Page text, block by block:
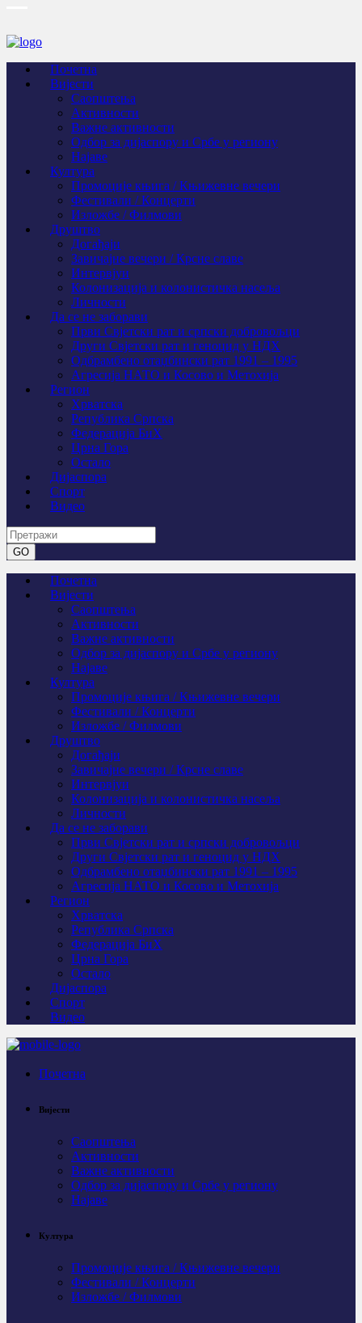
Почетна
Вијести
Саопштења
Активности
Важне активности
Одбор за дијаспору и Србе у региону
Најаве
Култура
Промоције књига / Књижевне вечери
Фестивали / Концерти
Изложбе / Филмови
Друштво
Догађаји
Завичајне вечери / Крсне славе
Интервјуи
Колонизација и колонистичка насеља
Личности
Да се не заборави
Први Свјeтски рат и српски добровољци
Други Свјетски рат и геноцид у НДХ
Одбрамбено отаџбински рат 1991 – 1995
Агресија НАТО и Косово и Метохија
Регион
Хрватска
Република Српска
Федерација БиХ
Црна Гора
Остало
Дијаспора
Спорт
Видео
Почетна
Вијести
Саопштења
Активности
Важне активности
Одбор за дијаспору и Србе у региону
Најаве
Култура
Промоције књига / Књижевне вечери
Фестивали / Концерти
Изложбе / Филмови
Друштво
Догађаји
Завичајне вечери / Крсне славе
Интервјуи
Колонизација и колонистичка насеља
Личности
Да се не заборави
Први Свјeтски рат и српски добровољци
Други Свјетски рат и геноцид у НДХ
Одбрамбено отаџбински рат 1991 – 1995
Агресија НАТО и Косово и Метохија
Регион
Хрватска
Република Српска
Федерација БиХ
Црна Гора
Остало
Дијаспора
Спорт
Видео
Почетна
Вијести
Саопштења
Активности
Важне активности
Одбор за дијаспору и Србе у региону
Најаве
Култура
Промоције књига / Књижевне вечери
Фестивали / Концерти
Изложбе / Филмови